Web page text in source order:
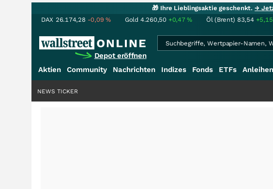
🎁 Ihre Lieblingsaktie geschenkt.→
DAX 26.174,28 -0,09% Gold 4.260,50 +0,47% Öl (Brent) 83,54
Depot eröffnen
Aktien Community Nachrichten Indizes Fonds ETFs Anleihen
NEWS TICKER